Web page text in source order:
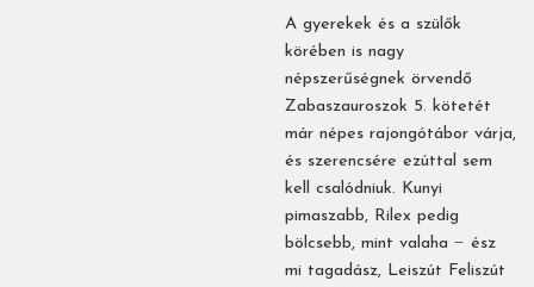
A gyerekek és a szülők
körében is nagy
népszerűségnek örvendő
Zabaszauroszok 5. kötetét
már népes rajongótábor várja,
és szerencsére ezúttal sem
kell csalódniuk. Kunyi
pimaszabb, Rilex pedig
bölcsebb, mint valaha ̶ ész
mi tagadász, Leiszút Feliszút